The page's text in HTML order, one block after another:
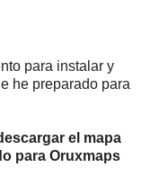
para instalar y
he preparado para
el mapa
para Oruxmaps